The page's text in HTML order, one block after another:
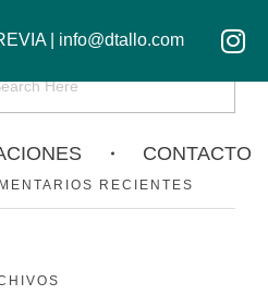
| info@dtallo.com
CONTACTO
RECIENTES